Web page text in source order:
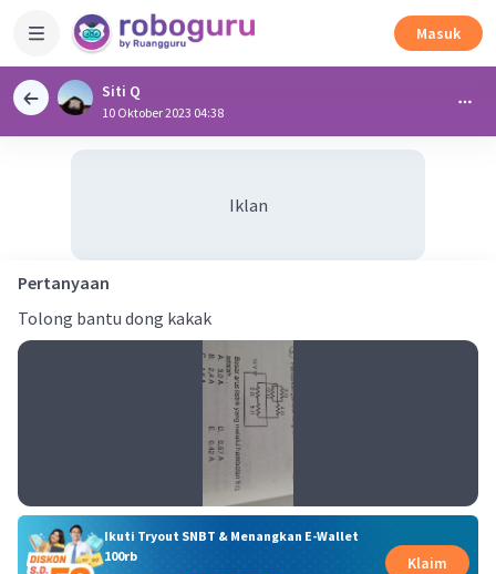
Masuk
Siti Q
10 Oktober 2023 04:38
Iklan
Pertanyaan
Tolong bantu dong kakak
Ikuti Tryout SNBT & Menangkan E-Wallet
100rb
Klaim